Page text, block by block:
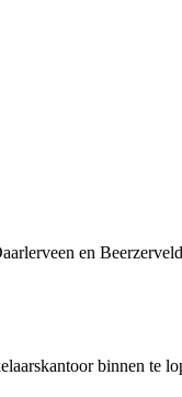
en
binnen te